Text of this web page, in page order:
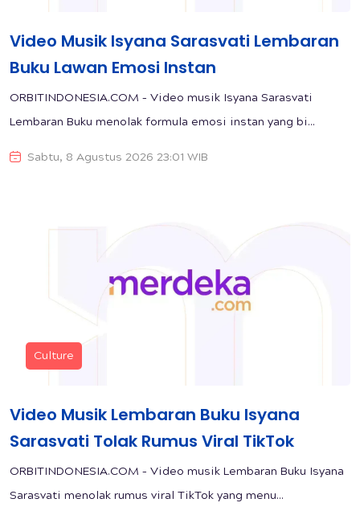
Video Musik Isyana Sarasvati Lembaran
Buku Lawan Emosi Instan
ORBITINDONESIA.COM – Video musik Isyana Sarasvati
Lembaran Buku menolak formula emosi instan yang bi...
Sabtu, 8 Agustus 2026 23:01 WIB
Culture
Video Musik Lembaran Buku Isyana
Sarasvati Tolak Rumus Viral TikTok
ORBITINDONESIA.COM – Video musik Lembaran Buku Isyana
Sarasvati menolak rumus viral TikTok yang menu...